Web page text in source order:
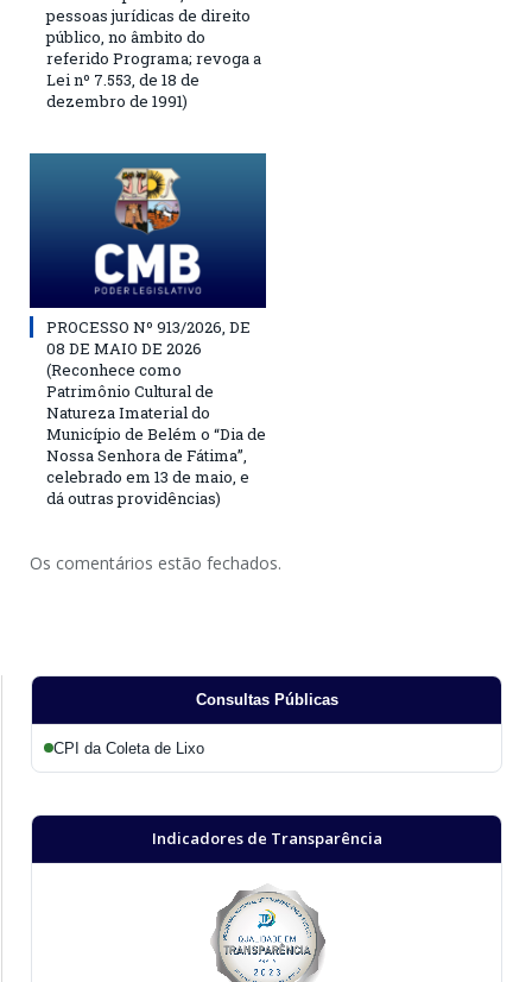
pessoas jurídicas de direito
público, no âmbito do
referido Programa; revoga a
Lei nº 7.553, de 18 de
dezembro de 1991)
PROCESSO Nº 913/2026, DE
08 DE MAIO DE 2026
(Reconhece como
Patrimônio Cultural de
Natureza Imaterial do
Município de Belém o “Dia de
Nossa Senhora de Fátima”,
celebrado em 13 de maio, e
dá outras providências)
Os comentários estão fechados.
Consultas Públicas
CPI da Coleta de Lixo
Indicadores de Transparência